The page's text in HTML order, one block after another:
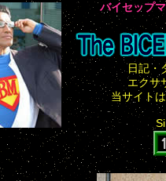
バイセップ
日記・
エクサ
当サイト